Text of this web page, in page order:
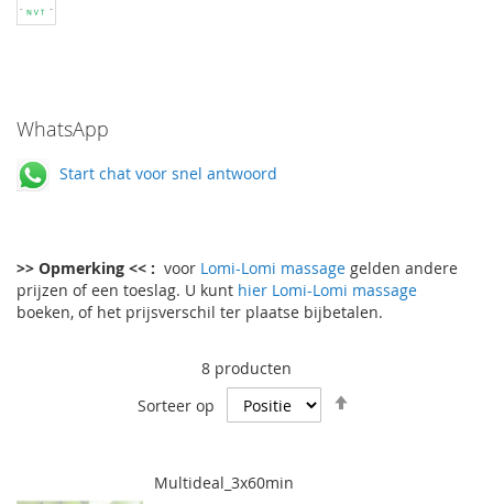
>> Opmerking << : voor Lomi-Lomi massage gelden andere
prijzen of een toeslag. U kunt hier Lomi-Lomi massage
boeken, of het prijsverschil ter plaatse bijbetalen.
8 producten
Sorteer op
Multideal_3x60min
WhatsApp
Start chat voor snel antwoord